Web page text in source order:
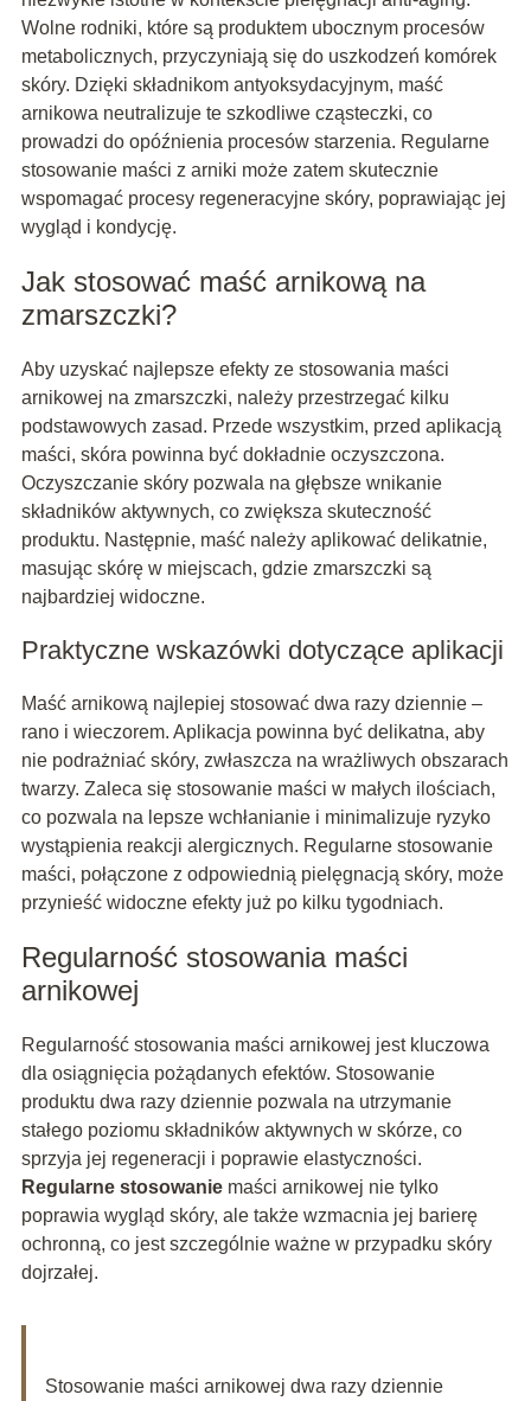
Wolne rodniki, które są produktem ubocznym procesów
metabolicznych, przyczyniają się do uszkodzeń komórek
skóry. Dzięki składnikom antyoksydacyjnym, maść
arnikowa neutralizuje te szkodliwe cząsteczki, co
prowadzi do opóźnienia procesów starzenia. Regularne
stosowanie maści z arniki może zatem skutecznie
wspomagać procesy regeneracyjne skóry, poprawiając jej
wygląd i kondycję.
Jak stosować maść arnikową na
zmarszczki?
Aby uzyskać najlepsze efekty ze stosowania maści
arnikowej na zmarszczki, należy przestrzegać kilku
podstawowych zasad. Przede wszystkim, przed aplikacją
maści, skóra powinna być dokładnie oczyszczona.
Oczyszczanie skóry pozwala na głębsze wnikanie
składników aktywnych, co zwiększa skuteczność
produktu. Następnie, maść należy aplikować delikatnie,
masując skórę w miejscach, gdzie zmarszczki są
najbardziej widoczne.
Praktyczne wskazówki dotyczące aplikacji
Maść arnikową najlepiej stosować dwa razy dziennie –
rano i wieczorem. Aplikacja powinna być delikatna, aby
nie podrażniać skóry, zwłaszcza na wrażliwych obszarach
twarzy. Zaleca się stosowanie maści w małych ilościach,
co pozwala na lepsze wchłanianie i minimalizuje ryzyko
wystąpienia reakcji alergicznych. Regularne stosowanie
maści, połączone z odpowiednią pielęgnacją skóry, może
przynieść widoczne efekty już po kilku tygodniach.
Regularność stosowania maści
arnikowej
Regularność stosowania maści arnikowej jest kluczowa
dla osiągnięcia pożądanych efektów. Stosowanie
produktu dwa razy dziennie pozwala na utrzymanie
stałego poziomu składników aktywnych w skórze, co
sprzyja jej regeneracji i poprawie elastyczności.
Regularne stosowaniemaści arnikowej nie tylko
poprawia wygląd skóry, ale także wzmacnia jej barierę
ochronną, co jest szczególnie ważne w przypadku skóry
dojrzałej.
Stosowanie maści arnikowej dwa razy dziennie